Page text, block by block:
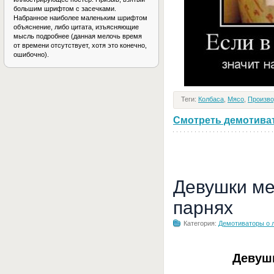
Теги: Колбаса Мясо
Смотреть
Девушки
парнях
Категория: Демотиваторы о
большим шрифтом с засечками.
Набранное наиболее маленьким шрифтом
объяснение, либо цитата, изъясняющие
мысль подробнее (данная мелочь время
от времени отсутствует, хотя это конечно,
ошибочно).